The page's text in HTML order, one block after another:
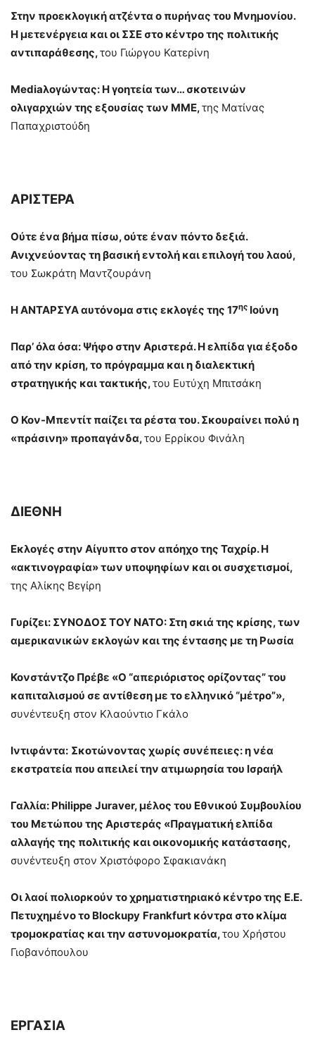
Στην προεκλογική ατζέντα ο πυρήνας του Μνημονίου.
Η μετενέργεια και οι ΣΣΕ στο κέντρο της πολιτικής
αντιπαράθεσης,του Γιώργου Κατερίνη
Mediaλογώντας: Η γοητεία των… σκοτεινών
ολιγαρχιών της εξουσίας των ΜΜΕ,της Ματίνας
Παπαχριστούδη
ΑΡΙΣΤΕΡΑ
Ούτε ένα βήμα πίσω, ούτε έναν πόντο δεξιά.
Ανιχνεύοντας τη βασική εντολή και επιλογή του λαού,
του Σωκράτη Μαντζουράνη
Η ΑΝΤΑΡΣΥΑ αυτόνομα στις εκλογές της 17ης Ιούνη
Παρ’ όλα όσα: Ψήφο στην Αριστερά. Η ελπίδα για έξοδο
από την κρίση, το πρόγραμμα και η διαλεκτική
στρατηγικής και τακτικής,του Ευτύχη Μπιτσάκη
Ο Κον-Μπεντίτ παίζει τα ρέστα του. Σκουραίνει πολύ η
«πράσινη» προπαγάνδα,του Ερρίκου Φινάλη
ΔΙΕΘΝΗ
Εκλογές στην Αίγυπτο στον απόηχο της Ταχρίρ. Η
«ακτινογραφία» των υποψηφίων και οι συσχετισμοί,
της Αλίκης Βεγίρη
Γυρίζει: ΣΥΝΟΔΟΣ ΤΟΥ ΝΑΤΟ: Στη σκιά της κρίσης, των
αμερικανικών εκλογών και της έντασης με τη Ρωσία
Κονστάντζο Πρέβε «Ο “απεριόριστος ορίζοντας” του
καπιταλισμού σε αντίθεση με το ελληνικό “μέτρο”»,
συνέντευξη στον Κλαούντιο Γκάλο
Ιντιφάντα: Σκοτώνοντας χωρίς συνέπειες: η νέα
εκστρατεία που απειλεί την ατιμωρησία του Ισραήλ
Γαλλία: Philippe Juraver, μέλος του Εθνικού Συμβουλίου
του Μετώπου της Αριστεράς «Πραγματική ελπίδα
αλλαγής της πολιτικής και οικονομικής κατάστασης,
συνέντευξη στον Χριστόφορο Σφακιανάκη
Οι λαοί πολιορκούν το χρηματιστηριακό κέντρο της Ε.Ε.
Πετυχημένο το Blockupy Frankfurt κόντρα στο κλίμα
τρομοκρατίας και την αστυνομοκρατία,του Χρήστου
Γιοβανόπουλου
ΕΡΓΑΣΙΑ